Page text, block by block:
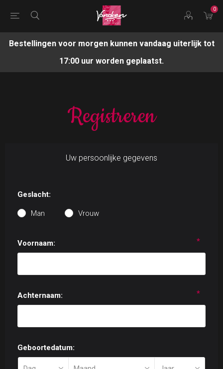
0
Bestellingen voor morgen kunnen vandaag uiterlijk tot
17:00 uur worden geplaatst.
Registreren
Uw persoonlijke gegevens
Geslacht:
Man Vrouw
Voornaam: *
Achternaam: *
Geboortedatum: